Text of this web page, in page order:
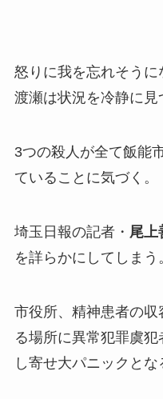
怒りに我を忘れそうに
渡瀬は状況を冷静に見
3つの殺人が全て飯能
ていることに気づく。
埼玉日報の記者・ 尾上
を詳らかにしてしまう
市役所、精神患者の
る場所に異常犯罪虞
し寄せ大パニックとな